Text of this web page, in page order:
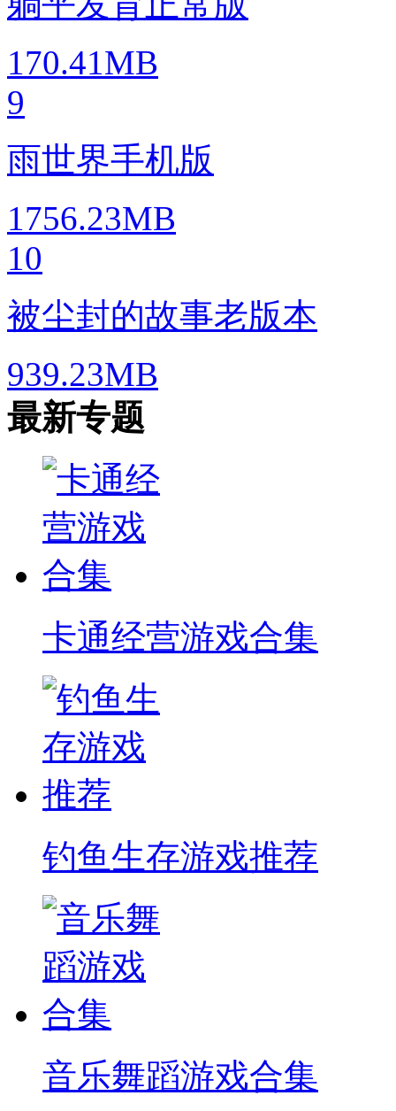
170.41MB
9
雨世界手机版
1756.23MB
10
被尘封的故事老版本
939.23MB
最新专题
卡通经营游戏合集
钓鱼生存游戏推荐
音乐舞蹈游戏合集